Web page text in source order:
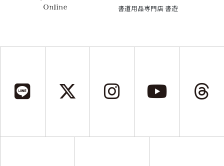
書道用品専門店 書遊